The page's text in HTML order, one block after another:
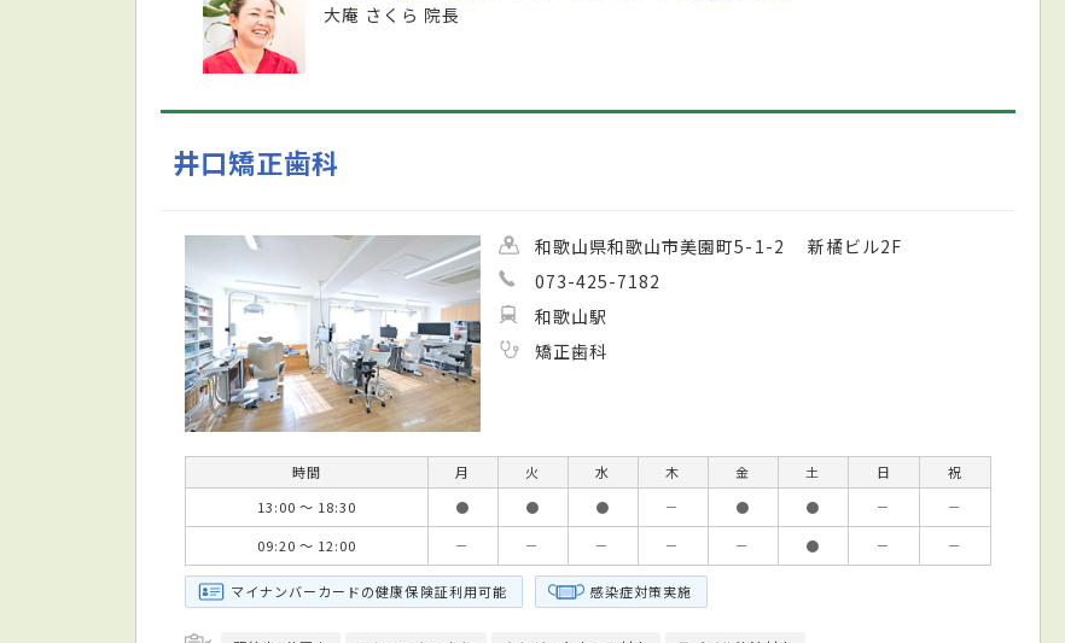
大庵 さくら 院長
井口矯正歯科
和歌山県和歌山市美園町5-1-2 新橘ビル2F
073-425-7182
和歌山駅
矯正歯科
時間 月 火 水 木 金 土 日
祝
13:00 ～ 18:30
● ● ● － ● ● －
－
09:20 ～ 12:00
－ － － － － ● － －
マイナンバーカードの健康保険証利用可能 感染症対策実施